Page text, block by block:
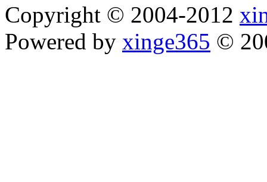
Copyright © 2004-2012
Powered by xinge365 ©